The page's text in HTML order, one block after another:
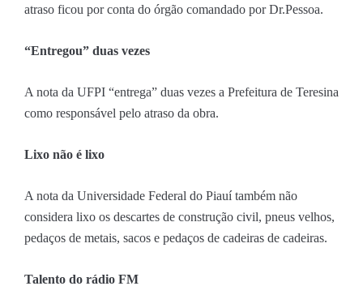
atraso ficou por conta do órgão comandado por Dr.Pessoa.
“Entregou” duas vezes
A nota da UFPI “entrega” duas vezes a Prefeitura de Teresina
como responsável pelo atraso da obra.
Lixo não é lixo
A nota da Universidade Federal do Piauí também não
considera lixo os descartes de construção civil, pneus velhos,
pedaços de metais, sacos e pedaços de cadeiras de cadeiras.
Talento do rádio FM